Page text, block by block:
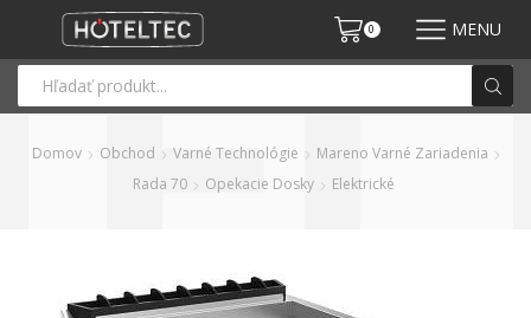
0 MENU
Domov Obchod Varné Technológie
Mareno Varné Zariadenia
Rada 70
Opekacie Dosky Elektrické